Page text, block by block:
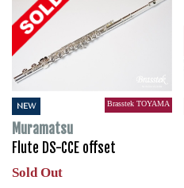
NEW Brasstek TOYAMA
Muramatsu
Flute DS-CCE offset
Sold Out